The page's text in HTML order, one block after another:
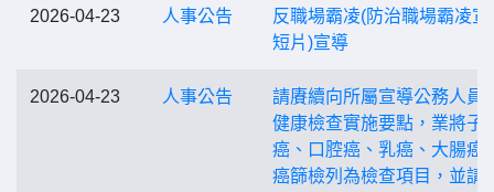
2026-04-23 人事公告
反職場霸凌(防治職場霸凌宣
短片)宣導
2026-04-23 人事公告
請賡續向所屬宣導公務人員
健康檢查實施要點，業將子
癌、口腔癌、乳癌、大腸癌
癌篩檢列為檢查項目，並請